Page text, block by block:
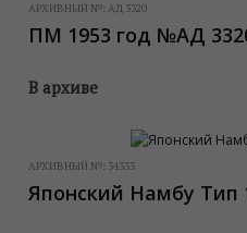
АРХИВНЫЙ №: АД 3320
ПМ 1953 год №АД
В архиве
АРХИВНЫЙ №: 34333
Японский Намбу Тип